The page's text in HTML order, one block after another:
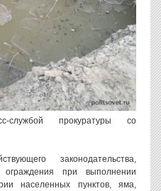
службой прокуратуры со
законодательства,
ограждения при выполнении
населенных пунктов, яма,